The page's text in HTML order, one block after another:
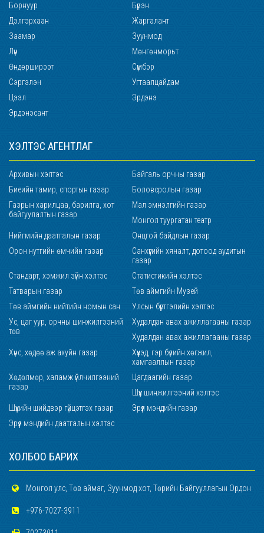
Борнуур
Бүрэн
Дэлгэрхаан
Жаргалант
Заамар
Зуунмод
Лүн
Мөнгөнморьт
Өндөрширээт
Сүмбэр
Сэргэлэн
Угтаалцайдам
Цээл
Эрдэнэ
Эрдэнэсант
ХЭЛТЭС АГЕНТЛАГ
Архивын хэлтэс
Байгаль орчны газар
Биеийн тамир, спортын газар
Боловсролын газар
Газрын харилцаа, барилга, хот
байгуулалтын газар
Мал эмнэлгийн газар
Монгол туургатан театр
Нийгмийн даатгалын газар
Онцгой байдлын газар
Орон нутгийн өмчийн газар
Санхүүгийн хяналт, дотоод аудитын
газар
Стандарт, хэмжил зүйн хэлтэс
Статистикийн хэлтэс
Татварын газар
Төв аймгийн Музей
Төв аймгийн нийтийн номын сан
Улсын бүртгэлийн хэлтэс
Ус, цаг уур, орчны шинжилгээний
төв
Худалдан авах ажиллагааны газар
Худалдан авах ажиллагааны газар
Хүнс, хөдөө аж ахуйн газар
Хүүхэд, гэр бүлийн хөгжил,
хамгааллын газар
Хөдөлмөр, халамж үйлчилгээний
газар
Цагдаагийн газар
Шүүх шинжилгээний хэлтэс
Шүүхийн шийдвэр гүйцэтгэх газар
Эрүүл мэндийн газар
Эрүүл мэндийн даатгалын хэлтэс
ХОЛБОО БАРИХ
Монгол улс, Төв аймаг, Зуунмод хот, Төрийн Байгууллагын Ордон
+976-7027-3911